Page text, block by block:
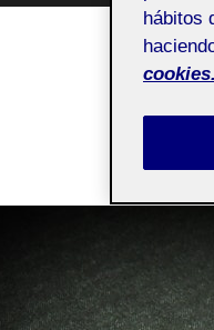
hábitos